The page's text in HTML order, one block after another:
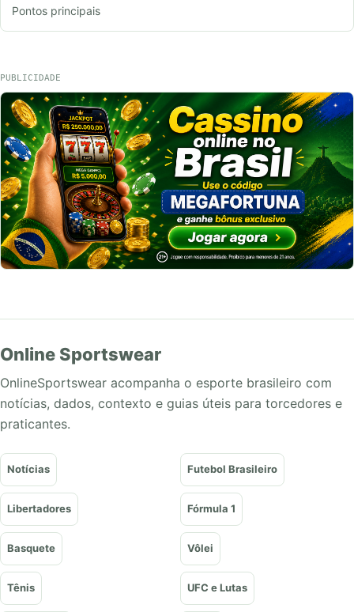
Pontos principais
PUBLICIDADE
Online Sportswear
OnlineSportswear acompanha o esporte brasileiro com
notícias, dados, contexto e guias úteis para torcedores e
praticantes.
Notícias Futebol Brasileiro
Libertadores Fórmula 1
Basquete Vôlei
Tênis UFC e Lutas